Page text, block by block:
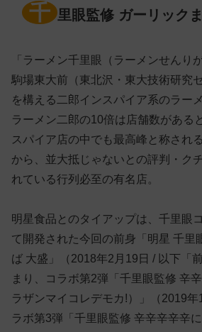
千 里眼監修 ガーリック
「ラーメン千里眼（ラーメンせんり
駒場東大前（東北沢・東大技術研究
を構える二郎インスパイア系のラー
ラーメン二郎の10倍は店舗数がある
スパイア店の中でも最高峰と称され
から、並大抵じゃないとの評判・ク
れている行列必至の有名店。
明星食品とのタイアップは、千里眼
て開発された今回の前身「明星 千里
ば 大盛」（2018年2月19日 / 以下「
まり、コラボ第2弾「千里眼監修 辛
ラザンマイコレデモカ!）」（2019
ラボ第3弾「千里眼監修 辛辛辛辛辛